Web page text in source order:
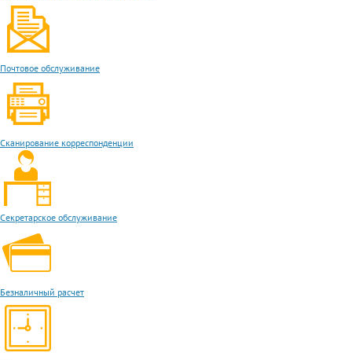
Почтовое обслуживание
Сканирование корреспонденции
Секретарское обслуживание
Безналичный расчет